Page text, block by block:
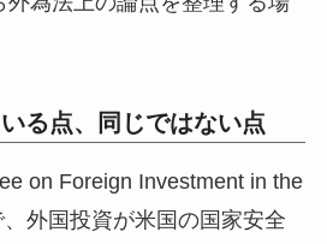
る点、同じではない点
on Foreign Investment in the
外国投資が米国の国家安全